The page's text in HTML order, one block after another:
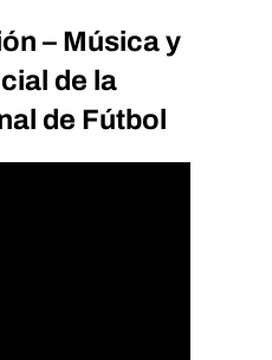
– Música y
de la
de Fútbol